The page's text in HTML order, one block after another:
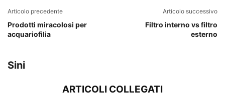
Articolo precedente
Prodotti miracolosi per
acquariofilia
Articolo successivo
Filtro interno vs filtro
esterno
Sini
ARTICOLI COLLEGATI